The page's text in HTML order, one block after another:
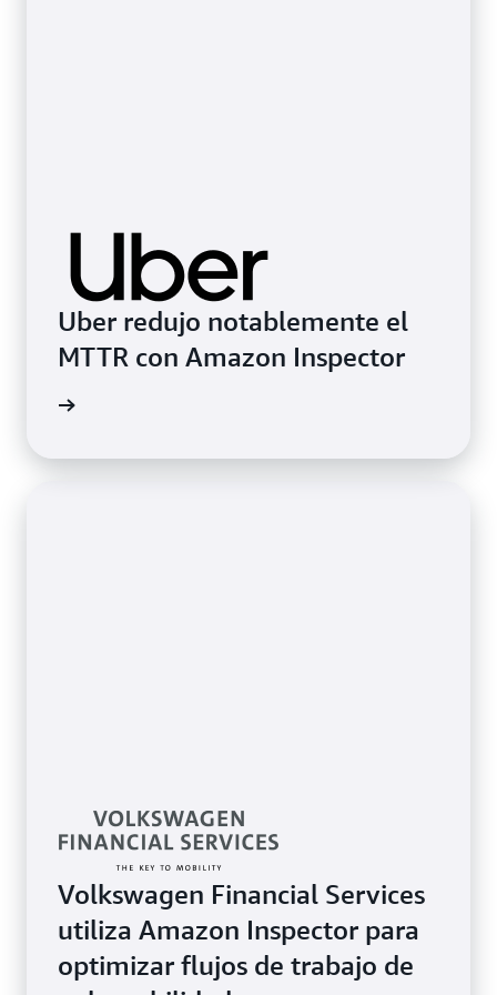
Uber redujo notablemente el
MTTR con Amazon Inspector
Volkswagen Financial Services
utiliza Amazon Inspector para
optimizar flujos de trabajo de